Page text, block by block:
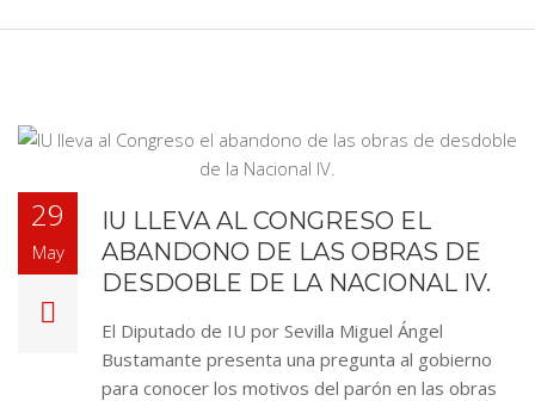
29
May
IU LLEVA AL CONGRESO EL
ABANDONO DE LAS OBRAS DE
DESDOBLE DE LA NACIONAL IV.
El Diputado de IU por Sevilla Miguel Ángel
Bustamante presenta una pregunta al gobierno
para conocer los motivos del parón en las obras